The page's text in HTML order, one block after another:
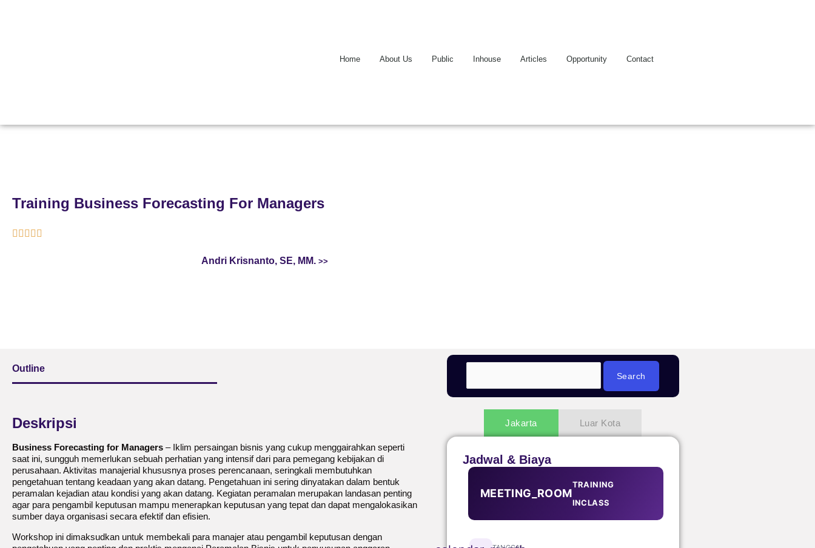
Home About Us Public Inhouse Articles Opportunity Contact
Training Business Forecasting For Managers
    
Andri Krisnanto, SE, MM.
Outline
Deskripsi
Business Forecasting for Managers – Iklim persaingan bisnis yang cukup menggairahkan seperti
saat ini, sungguh memerlukan sebuah perhatian yang intensif dari para pemegang kebijakan di
perusahaan. Aktivitas manajerial khususnya proses perencanaan, seringkali membutuhkan
pengetahuan tentang keadaan yang akan datang. Pengetahuan ini sering dinyatakan dalam bentuk
peramalan kejadian atau kondisi yang akan datang. Kegiatan peramalan merupakan landasan penting
agar para pengambil keputusan mampu menerapkan keputusan yang tepat dan dapat mengalokasikan
sumber daya organisasi secara efektif dan efisien.
Workshop ini dimaksudkan untuk membekali para manajer atau pengambil keputusan dengan
Jakarta Luar Kota
Jadwal & Biaya
MEETING_ROOM
TRAINING
INCLASS